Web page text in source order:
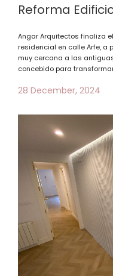
Reforma
Angar Arquitectos finaliza
residencial en calle Arfe, a
muy cercana a las
concebido para
28 December, 2024